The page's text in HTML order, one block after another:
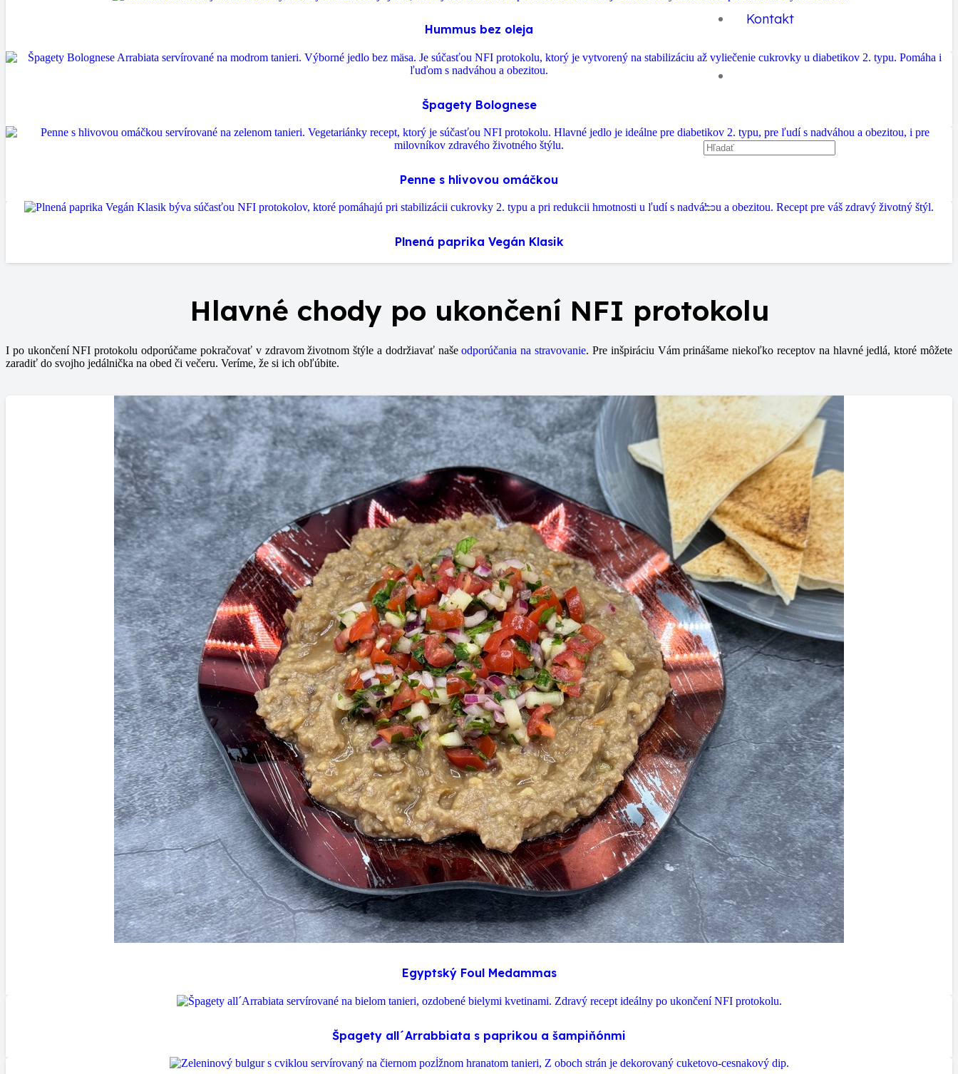
Kontakt
Hummus bez oleja
Špagety Bolognese
Penne s hlivovou omáčkou
Plnená paprika Vegán Klasik
Hlavné chody po ukončení NFI protokolu
I po ukončení NFI protokolu odporúčame pokračovať v zdravom životnom štýle a dodržiavať našeodporúčania na stravovanie. Pre inšpiráciu Vám prinášame niekoľko receptov na hlavné jedlá, ktoré môžete
zaradiť do svojho jedálnička na obed či večeru. Veríme, že si ich obľúbite.
Egyptský Foul Medammas
Špagety all´Arrabbiata s paprikou a šampiňónmi